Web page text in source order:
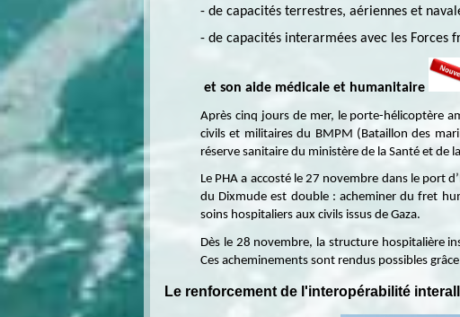
- de capacités terrestres, aériennes et
- de capacités interarmées avec les Forces
et son aide médicale et humanitaire
Après cinq jours de mer, le porte-hélicoptère
civils et militaires du BMPM (Bataillon des
réserve sanitaire du ministère de la Santé et de
Le PHA a accosté le 27 novembre dans le port
du Dixmude est double : acheminer du fret
soins hospitaliers aux civils issus de Gaza.
Dès le 28 novembre, la structure hospitalière
Ces acheminements sont rendus possibles
Le renforcement de l'interopérabilité